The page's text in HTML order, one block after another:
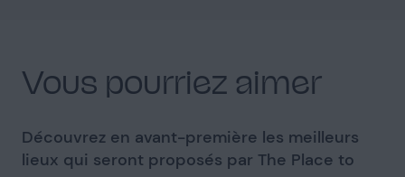
Vous pourriez aimer
Découvrez en avant-première les meilleurs
lieux qui seront proposés par The Place to